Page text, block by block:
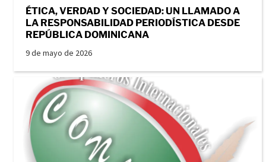
ÉTICA, VERDAD Y SOCIEDAD: UN LLAMADO A
LA RESPONSABILIDAD PERIODÍSTICA DESDE
REPÚBLICA DOMINICANA
9 de mayo de 2026